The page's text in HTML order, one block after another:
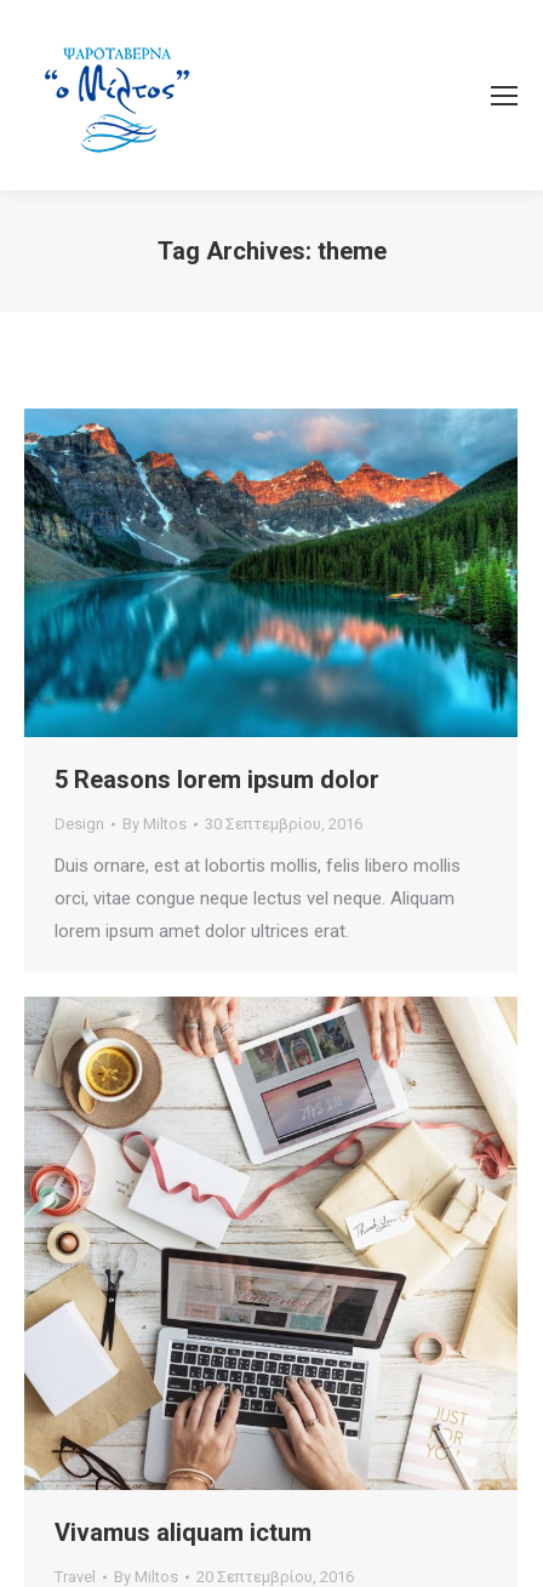
Tag Archives: theme
5 Reasons lorem ipsum dolor
Design By Miltos 30 Σεπτεμβρίου, 2016
Duis ornare, est at lobortis mollis, felis libero mollis
orci, vitae congue neque lectus vel neque. Aliquam
lorem ipsum amet dolor ultrices erat.
Vivamus aliquam ictum
Travel By Miltos 20 Σεπτεμβρίου, 2016